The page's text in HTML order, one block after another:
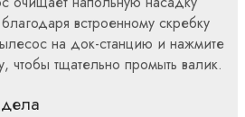
встроенному скребку
на док-станцию и нажмите
чтобы тщательно промыть валик.